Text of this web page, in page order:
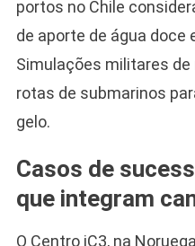
portos no Chile
de aporte de água doce
Simulações militares
rotas de submarinos
gelo.
Casos de
que integram
O Centro iC3, na